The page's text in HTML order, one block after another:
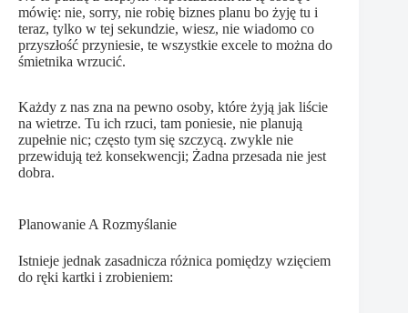
mówię: nie, sorry, nie robię biznes planu bo żyję tu i
teraz, tylko w tej sekundzie, wiesz, nie wiadomo co
przyszłość przyniesie, te wszystkie excele to można do
śmietnika wrzucić.
Każdy z nas zna na pewno osoby, które żyją jak liście
na wietrze. Tu ich rzuci, tam poniesie, nie planują
zupełnie nic; często tym się szczycą. zwykle nie
przewidują też konsekwencji; Żadna przesada nie jest
dobra.
Planowanie A Rozmyślanie
Istnieje jednak zasadnicza różnica pomiędzy wzięciem
do ręki kartki i zrobieniem: